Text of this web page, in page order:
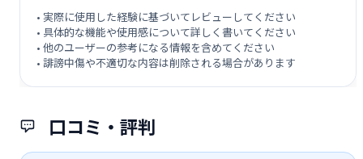
口コミ・評判
• 実際に使用した経験に基づいてレビューしてください
• 具体的な機能や使用感について詳しく書いてください
• 他のユーザーの参考になる情報を含めてください
• 誹謗中傷や不適切な内容は削除される場合があります